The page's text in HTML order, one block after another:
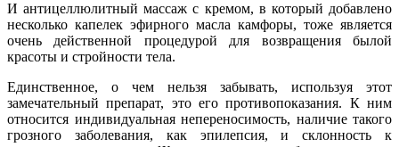
И антицеллюлитный массаж с кремом, в который добавлено
несколько капелек эфирного масла камфоры, тоже является
очень действенной процедурой для возвращения былой
красоты и стройности тела.
Единственное, о чем нельзя забывать, используя этот
замечательный препарат, это его противопоказания. К ним
относится индивидуальная непереносимость, наличие такого
грозного заболевания, как эпилепсия, и склонность к